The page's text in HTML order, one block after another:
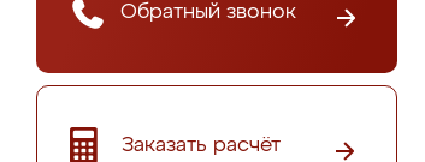
Обратный звонок
Заказать расчёт